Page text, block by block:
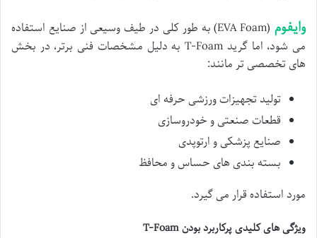
وایفوم
(EVA Foam) به طور کلی در طیف وسیعی از صنایع استفاده
می شود، اما گرید T-Foam به دلیل مشخصات فنی برتر، در بخش
های تخصصی تر مانند:
تولید تجهیزات ورزشی حرفه ای
قطعات صنعتی و خودروسازی
صنایع پزشکی و ارتوپدی
بسته بندی های حساس و محافظ
مورد استفاده قرار می گیرد.
ویژگی های کلیدی پرکاربرد بودن T-Foam